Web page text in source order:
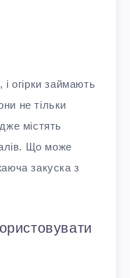
огірки займають
не тільки
містять
Що може
закуска з